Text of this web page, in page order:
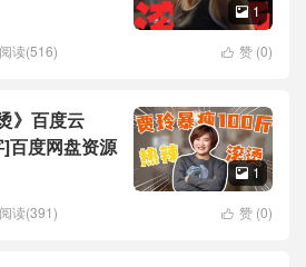
 1
 赞 (0)
阅读(516)
》百度云
百度网盘资源
 1
 赞 (0)
阅读(391)